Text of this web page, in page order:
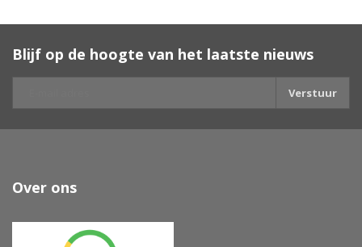
Blijf op de hoogte van het laatste nieuws
Verstuur
Over ons